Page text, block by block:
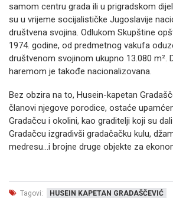
samom centru grada ili u prigradskom
su u vrijeme socijalističke Jugoslavije
društvena svojina. Odlukom Skupštine
1974. godine, od predmetnog vakufa
društvenom svojinom ukupno 13.080 m².
haremom je takođe nacionalizovana.
Bez obzira na to, Husein-kapetan
članovi njegove porodice, ostaće
Gradačcu i okolini, kao graditelji koji su
Gradačcu izgradivši gradačačku kulu,
medresu…i brojne druge objekte za
Tagovi:
HUSEIN KAPETAN GRADAŠČEVIĆ